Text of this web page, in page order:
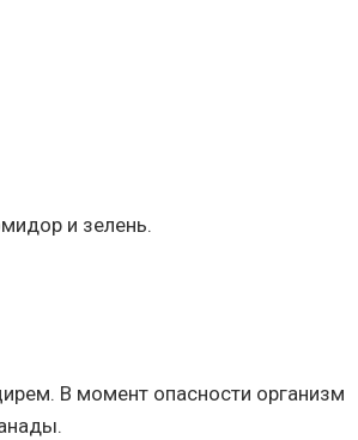
и зелень.
В момент опасности организм